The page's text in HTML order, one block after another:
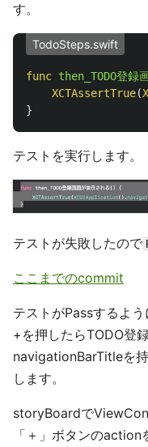
す。
TodoSteps.swift
func then_TODO登録
XCTAssertTrue(
}
テストを実行します。
テストが失敗したので
ここまでのcommit
テストがPassするよう
+を押したらTODO登
navigationBarTitleを
します。
storyBoardで
「＋」ボタンの